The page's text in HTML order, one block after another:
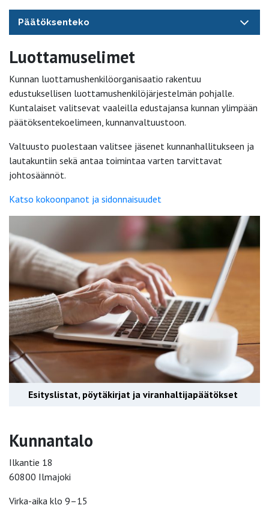
Päätöksenteko
Luottamuselimet
Kunnan luottamushenkilöorganisaatio rakentuu
edustuksellisen luottamushenkilöjärjestelmän pohjalle.
Kuntalaiset valitsevat vaaleilla edustajansa kunnan ylimpään
päätöksentekoelimeen, kunnanvaltuustoon.
Valtuusto puolestaan valitsee jäsenet kunnanhallitukseen ja
lautakuntiin sekä antaa toimintaa varten tarvittavat
johtosäännöt.
Katso kokoonpanot ja sidonnaisuudet
Esityslistat, pöytäkirjat ja viranhaltijapäätökset
Kunnantalo
Ilkantie 18
60800 Ilmajoki
Virka-aika klo 9–15